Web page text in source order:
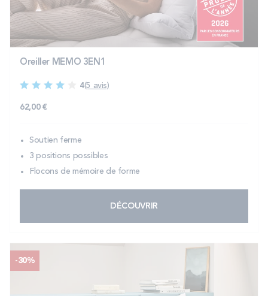
PROMOS
Technologie bultex
Nos engagements
Oreiller MEMO 3EN1
4(5 avis)
62,00 €
Soutien ferme
3 positions possibles
Flocons de mémoire de forme
DÉCOUVRIR
-30%